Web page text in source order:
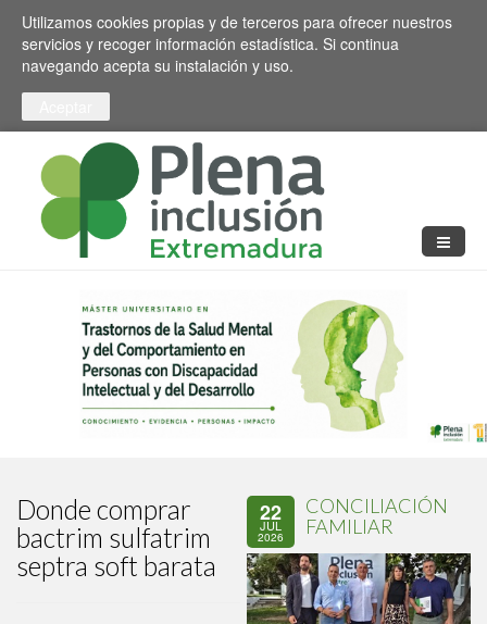
Pasar al contenido principal
Toggle high contrast
Utilizamos cookies propias y de terceros para ofrecer nuestros
servicios y recoger información estadística. Si continua
navegando acepta su instalación y uso.
Donde comprar
bactrim sulfatrim
septra soft barata
22
JUL
2026
CONCILIACIÓN
FAMILIAR